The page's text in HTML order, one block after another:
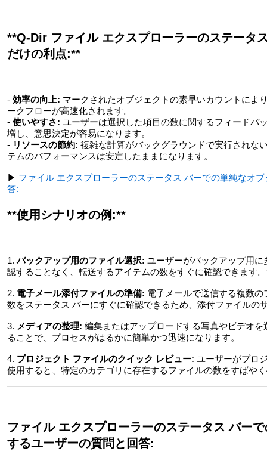
**Q-Dir ファイル エクスプローラーのステータ
だけの利点:**
- 効率の向上: マークされたオブジェクトの素早いカウントによ
ークフローが高速化されます。
- 使いやすさ: ユーザーは選択した項目の数に関するフィードバ
増し、意思決定が容易になります。
- リソースの節約: 複雑な計算がバックグラウンドで実行されな
テムのパフォーマンスは安定したままになります。
▶ ファイル エクスプローラーのステータス バーでの単純なオ
答:
**使用シナリオの例:**
1.バックアップ用のファイル選択: ユーザーがバックアップ用
認することなく、転送するアイテムの数をすぐに確認できます
2. 電子メール添付ファイルの準備: 電子メールで送信する複数
数をステータス バーにすぐに確認できるため、添付ファイルの
3. メディアの整理: 編集またはアップロードする写真やビデオ
ることで、プロセスがはるかに簡単かつ迅速になります。
4. プロジェクト ファイルのクイック レビュー: ユーザーがプロ
使用すると、特定のカテゴリに存在するファイルの数をすばや
ファイル エクスプローラーのステータス バー
するユーザーの質問と回答: